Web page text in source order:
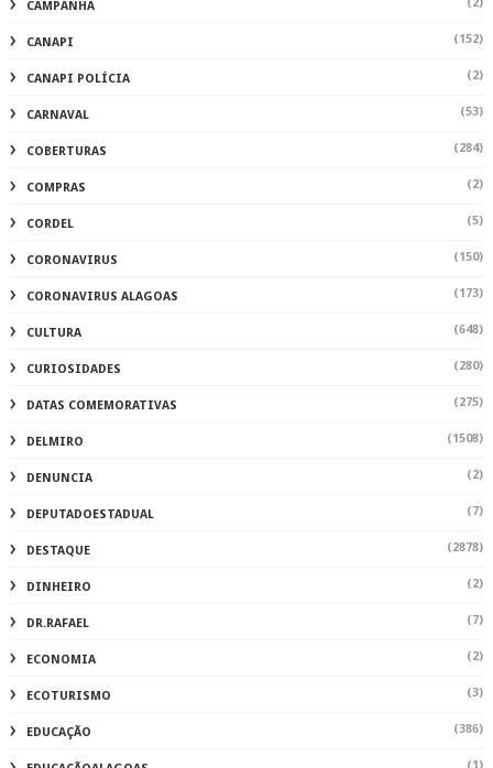
CAMPANHA (2)
CANAPI (152)
CANAPI POLÍCIA (2)
CARNAVAL (53)
COBERTURAS (284)
COMPRAS (2)
CORDEL (5)
CORONAVIRUS (150)
CORONAVIRUS ALAGOAS (173)
CULTURA (648)
CURIOSIDADES (280)
DATAS COMEMORATIVAS (275)
DELMIRO (1508)
DENUNCIA (2)
DEPUTADOESTADUAL (7)
DESTAQUE (2878)
DINHEIRO (2)
DR.RAFAEL (7)
ECONOMIA (2)
ECOTURISMO (3)
EDUCAÇÃO (386)